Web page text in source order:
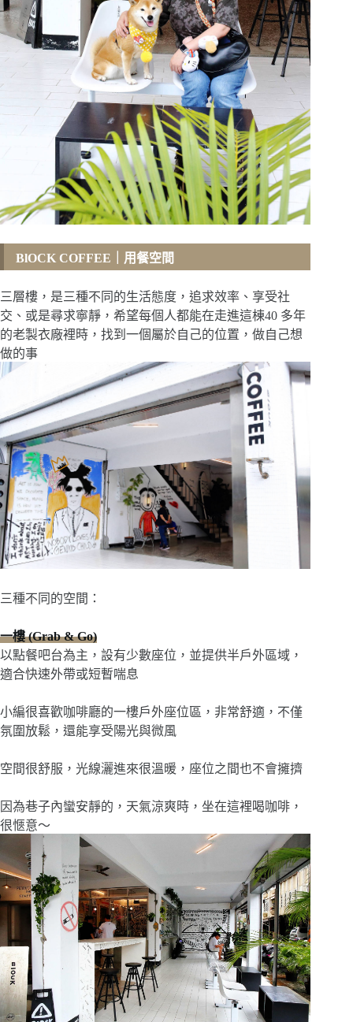
BlOCK COFFEE ｜用餐空間
三層樓，是三種不同的生活態度，追求效率、享受社
交、或是尋求寧靜，希望每個人都能在走進這棟40 多年
的老製衣廠裡時，找到一個屬於自己的位置，做自己想
做的事
三種不同的空間：
一樓 (Grab & Go)
以點餐吧台為主，設有少數座位，並提供半戶外區域，
適合快速外帶或短暫喘息
小編很喜歡咖啡廳的一樓戶外座位區，非常舒適，不僅
氛圍放鬆，還能享受陽光與微風
空間很舒服，光線灑進來很溫暖，座位之間也不會擁擠
因為巷子內蠻安靜的，天氣涼爽時，坐在這裡喝咖啡，
很愜意〜